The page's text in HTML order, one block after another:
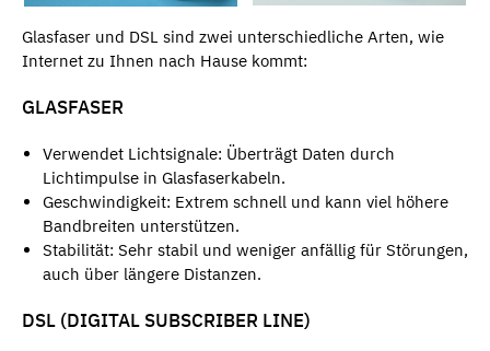
Glasfaser und DSL sind zwei unterschiedliche Arten, wie
Internet zu Ihnen nach Hause kommt:
GLASFASER
Verwendet Lichtsignale: Überträgt Daten durch
Lichtimpulse in Glasfaserkabeln.
Geschwindigkeit: Extrem schnell und kann viel höhere
Bandbreiten unterstützen.
Stabilität: Sehr stabil und weniger anfällig für Störungen,
auch über längere Distanzen.
DSL (DIGITAL SUBSCRIBER LINE)